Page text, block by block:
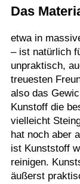
Das
etwa in
– ist natürlich
unpraktisch,
treuesten
also das
Kunstoff die
vielleicht
hat noch aber
ist Kunststoff
reinigen.
äußerst